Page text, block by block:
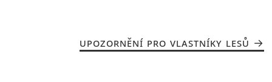
UPOZORNĚNÍ PRO VLASTNÍKY LESŮ